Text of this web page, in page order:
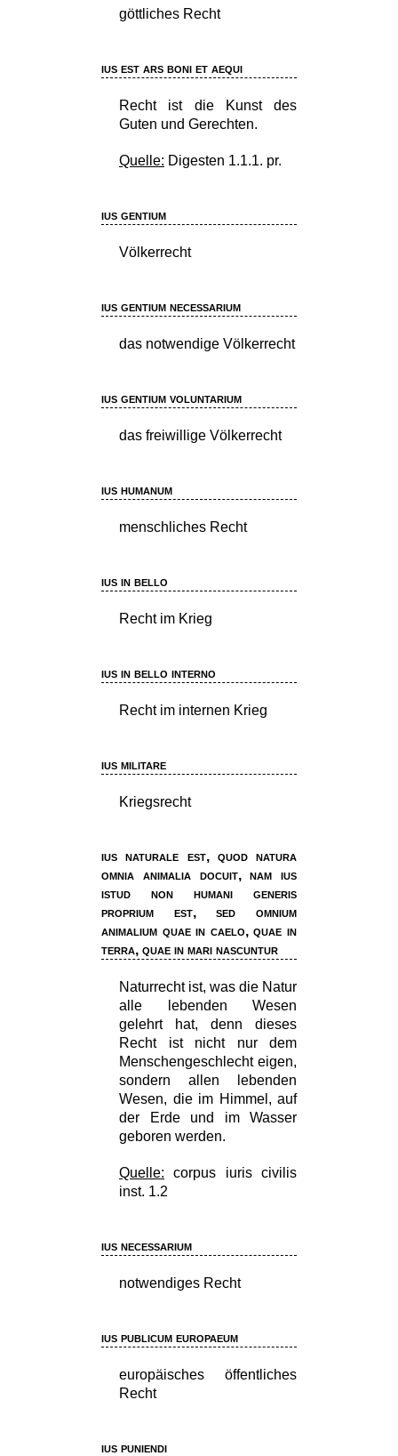
göttliches Recht
ius est ars boni et aequi
Recht ist die Kunst des
Guten und Gerechten.
Quelle: Digesten 1.1.1. pr.
ius gentium
Völkerrecht
ius gentium necessarium
das notwendige Völkerrecht
ius gentium voluntarium
das freiwillige Völkerrecht
ius humanum
menschliches Recht
ius in bello
Recht im Krieg
ius in bello interno
Recht im internen Krieg
ius militare
Kriegsrecht
ius naturale est, quod natura
omnia animalia docuit, nam ius
istud non humani generis
proprium est, sed omnium
animalium quae in caelo, quae in
terra, quae in mari nascuntur
Naturrecht ist, was die Natur
alle lebenden Wesen
gelehrt hat, denn dieses
Recht ist nicht nur dem
Menschengeschlecht eigen,
sondern allen lebenden
Wesen, die im Himmel, auf
der Erde und im Wasser
geboren werden.
Quelle: corpus iuris civilis
inst. 1.2
ius necessarium
notwendiges Recht
ius publicum europaeum
europäisches öffentliches
Recht
ius puniendi